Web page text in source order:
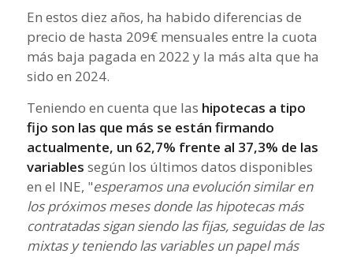
En estos diez años, ha habido diferencias de
precio de hasta 209€ mensuales entre la cuota
más baja pagada en 2022 y la más alta que ha
sido en 2024.
Teniendo en cuenta que las hipotecas a tipo
fijo son las que más se están firmando
actualmente, un 62,7% frente al 37,3% de las
variables según los últimos datos disponibles
en el INE, "esperamos una evolución similar en
los próximos meses donde las hipotecas más
contratadas sigan siendo las fijas, seguidas de las
mixtas y teniendo las variables un papel más